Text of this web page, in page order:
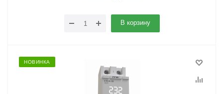
В корзину
НОВИНКА